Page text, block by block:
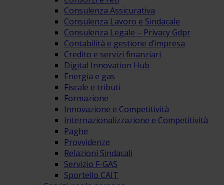
Consulenza Assicurativa
Consulenza Lavoro e Sindacale
Consulenza Legale – Privacy Gdpr
Contabilità e gestione d’impresa
Credito e servizi finanziari
Digital Innovation Hub
Energia e gas
Fiscale e tributi
Formazione
Innovazione e Competitività
Internazionalizzazione e Competitività
Paghe
Provvidenze
Relazioni Sindacali
Servizio F-GAS
Sportello CAIT